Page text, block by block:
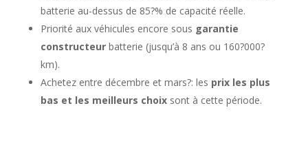
batterie au-dessus de 85?% de capacité réelle.
Priorité aux véhicules encore sous garantie
constructeurbatterie (jusqu’à 8 ans ou 160?000?
km).
Achetez entre décembre et mars?: les prix les plus
bas et les meilleurs choixsont à cette période.